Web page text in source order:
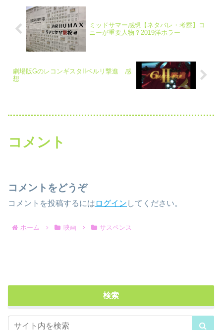
ミッドサマー感想【ネタバレ・考察】コ
ニーが重要人物？2019洋ホラー
劇場版GのレコンギスタIIベルリ撃進 感
想
コメント
コメントをどうぞ
コメントを投稿するには ログイン してください。
ホーム 映画 サスペンス
検索